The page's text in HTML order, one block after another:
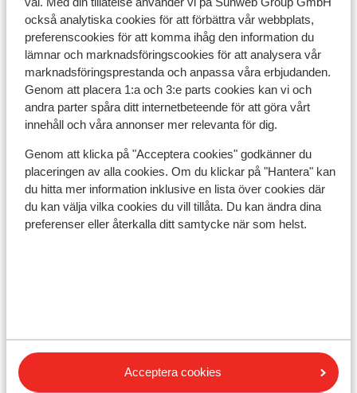
också analytiska cookies för att förbättra vår webbplats,
preferenscookies för att komma ihåg den information du
lämnar och marknadsföringscookies för att analysera vår
marknadsföringsprestanda och anpassa våra erbjudanden.
Genom att placera 1:a och 3:e parts cookies kan vi och
andra parter spåra ditt internetbeteende för att göra vårt
innehåll och våra annonser mer relevanta för dig.
Genom att klicka på "Acceptera cookies" godkänner du
placeringen av alla cookies. Om du klickar på "Hantera" kan
du hitta mer information inklusive en lista över cookies där
du kan välja vilka cookies du vill tillåta. Du kan ändra dina
preferenser eller återkalla ditt samtycke när som helst.
Acceptera cookies
I området
Avstånd till centrum: zell am see är ca 1,3 km
Avstånd till flygplats salzburg är ca 78 km
Avstånd till tågstation zell am see är ca 1,7 km
Avstånd till pist ca 350 m
Avstånd till längdåkningsspår ca 4 km
Avstånd till skidbuss ca 20 m ( skidbuss är gratis
vid uppvisat liftkort / gäskort)
Avstånd till skidlift schmittenhöhebahn &
trassxpress är ca 650 m: cityxpress är ca 1 km;
sonnenalmbahn är ca 0,75 km
Liftkort